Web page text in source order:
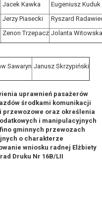
Jacek Kawka
Eugeniusz Kuduk
Jerzy Piasecki
Ryszard
Zenon Trzepacz Jolanta Witowska
Sawaryn Janusz Skrzypiński
uprawnień pasażerów
środkami komunikacji
przewozowe oraz określenia
i manipulacyjnych
gminnych przewozach
o charakterze
wniosku radnej Elżbiety
Druku Nr 16B/LII